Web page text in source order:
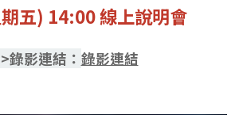
五) 14:00 線上說明會
錄影連結： 錄影連結